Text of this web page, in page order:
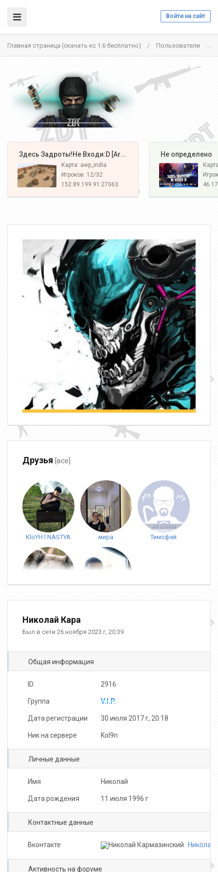
Войти на сайт
Главная страница (скачать кс 1.6 бесплатно) / Пользователи
️ Здесь Задроты!Не Входи:D [Army#1]
Карта: awp_india
Игроков: 12/32
152.89.199.91:27063
️ Не определено
Друзья [все]
KloYH l NASTYA мира Тимофей
Николай Кара
Был в сети 26 ноября 2023 г, 20:39
Общая информация
ID 2916
Группа V.I.P.
Дата регистрации 30 июля 2017 г, 20:18
Ник на сервере Kol9n
Личные данные
Имя Николай
Дата рождения 11 июля 1996 г
Контактные данные
Вконтакте Николай
Активность на форуме